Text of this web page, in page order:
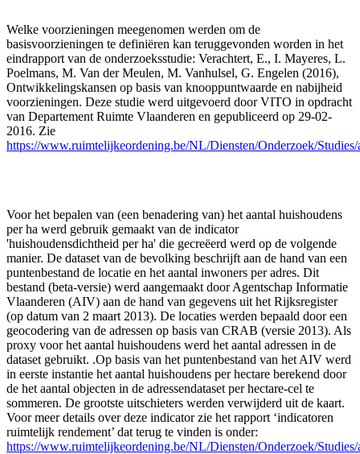
Welke voorzieningen meegenomen werden om de
basisvoorzieningen te definiëren kan teruggevonden worden in het
eindrapport van de onderzoeksstudie: Verachtert, E., I. Mayeres, L.
Poelmans, M. Van der Meulen, M. Vanhulsel, G. Engelen (2016),
Ontwikkelingskansen op basis van knooppuntwaarde en nabijheid
voorzieningen. Deze studie werd uitgevoerd door VITO in opdracht
van Departement Ruimte Vlaanderen en gepubliceerd op 29-02-
2016. Zie
https://www.ruimtelijkeordening.be/NL/Diensten/Onderzoek/
Voor het bepalen van (een benadering van) het aantal huishoudens
per ha werd gebruik gemaakt van de indicator
'huishoudensdichtheid per ha' die gecreëerd werd op de volgende
manier. De dataset van de bevolking beschrijft aan de hand van een
puntenbestand de locatie en het aantal inwoners per adres. Dit
bestand (beta-versie) werd aangemaakt door Agentschap Informatie
Vlaanderen (AIV) aan de hand van gegevens uit het Rijksregister
(op datum van 2 maart 2013). De locaties werden bepaald door een
geocodering van de adressen op basis van CRAB (versie 2013). Als
proxy voor het aantal huishoudens werd het aantal adressen in de
dataset gebruikt. .Op basis van het puntenbestand van het AIV werd
in eerste instantie het aantal huishoudens per hectare berekend door
de het aantal objecten in de adressendataset per hectare-cel te
sommeren. De grootste uitschieters werden verwijderd uit de kaart.
Voor meer details over deze indicator zie het rapport ‘indicatoren
ruimtelijk rendement’ dat terug te vinden is onder:
https://www.ruimtelijkeordening.be/NL/Diensten/Onderzoek/